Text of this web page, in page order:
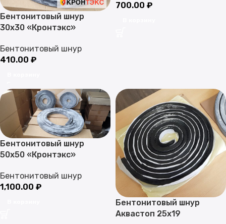
Бентонитовый шнур
30х30 «Кронтэкс»
Бентонитовый шнур
410.00 ₽
700.00 ₽
Бентонитовый шнур
50х50 «Кронтэкс»
Бентонитовый шнур
1,100.00 ₽
Бентонитовый шнур
Аквастоп 25х19